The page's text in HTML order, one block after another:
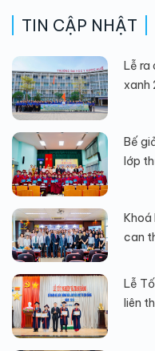
TIN CẬP NHẬT
Lễ ra
xanh
Bế
lớp
Khoá
can
Lễ
liên